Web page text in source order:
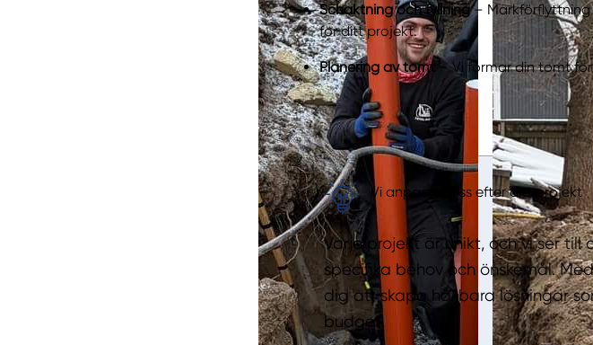
Schaktning och fyllning–
för ditt projekt.
Planering av tomt – Vi formar din tomt
Vi anpassar oss efter ditt projekt
Varje projekt är unikt, och vi ser
specifika behov och önskemål.
dig att skapa hållbara lösningar
budget.